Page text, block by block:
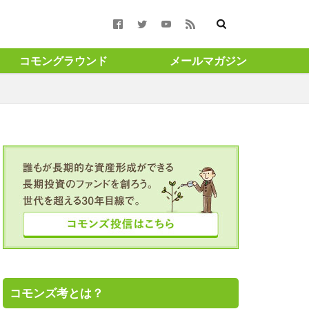
コモングラウンド メールマガジン
コモンズ考とは？
曜更新 ＃渋澤健
#渋沢栄一
＃成長 ＃投
スクール構想